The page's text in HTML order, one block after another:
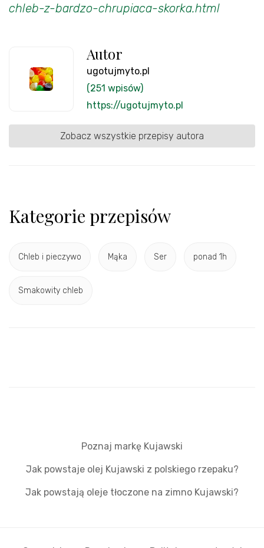
chleb-z-bardzo-chrupiaca-skorka.html
Autor
ugotujmyto.pl
(251 wpisów)
https://ugotujmyto.pl
Zobacz wszystkie przepisy autora
Kategorie przepisów
Chleb i pieczywo Mąka Ser ponad 1h
Smakowity chleb
Poznaj markę Kujawski
Jak powstaje olej Kujawski z polskiego rzepaku?
Jak powstają oleje tłoczone na zimno Kujawski?